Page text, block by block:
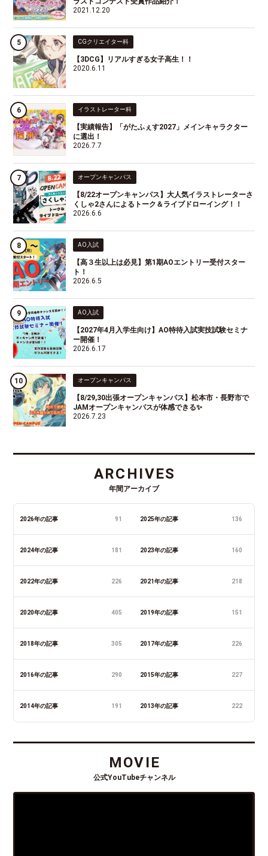
2021.12.20
CGクリエイター科
【3DCG】リアルすぎる女子高生！！
2020.6.11
イラストレーター科
【実績報告】「がたふぇす2027」メインキャラクター
に選出！
2026.7.7
オープンキャンパス
【8/22オープンキャンパス】大人気イラストレーターさ
くしゃ2さんによるトーク＆ライブドローイング！！
2026.6.6
AO入試
【高３生以上は必見】第1期AOエントリー受付スター
ト！
2026.6.5
AO入試
【2027年4月入学生向け】AO特待入試実技試験セミナ
ー開催！
2026.6.17
オープンキャンパス
【8/29,30出張オープンキャンパス】松本市・長野市で
JAMオープンキャンパスが体感できる✨
2026.7.23
ARCHIVES
年間アーカイブ
2026年の記事 91 2025年の記事 136
2024年の記事 181 2023年の記事 160
2022年の記事 226 2021年の記事 218
2020年の記事 405 2019年の記事 151
2018年の記事 305 2017年の記事 226
2016年の記事 290 2015年の記事 227
2014年の記事 191 2013年の記事 222
MOVIE
公式YouTubeチャンネル